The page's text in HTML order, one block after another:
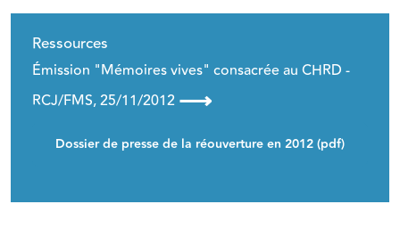
Ressources
Émission "Mémoires vives" consacrée au CHRD -
RCJ/FMS, 25/11/2012 ⟶
Dossier de presse de la réouverture en 2012 (pdf)